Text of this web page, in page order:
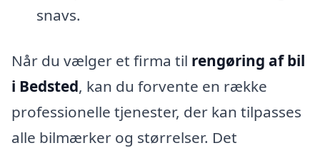
snavs.
Når du vælger et firma til rengøring af bil
i Bedsted, kan du forvente en række
professionelle tjenester, der kan tilpasses
alle bilmærker og størrelser. Det